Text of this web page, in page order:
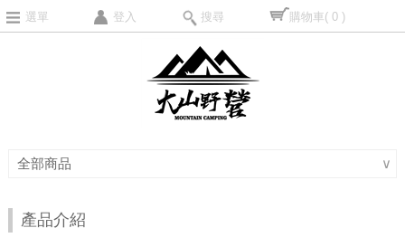
選單 登入 搜尋 購物車( 0 )
全部商品 ∨
產品介紹